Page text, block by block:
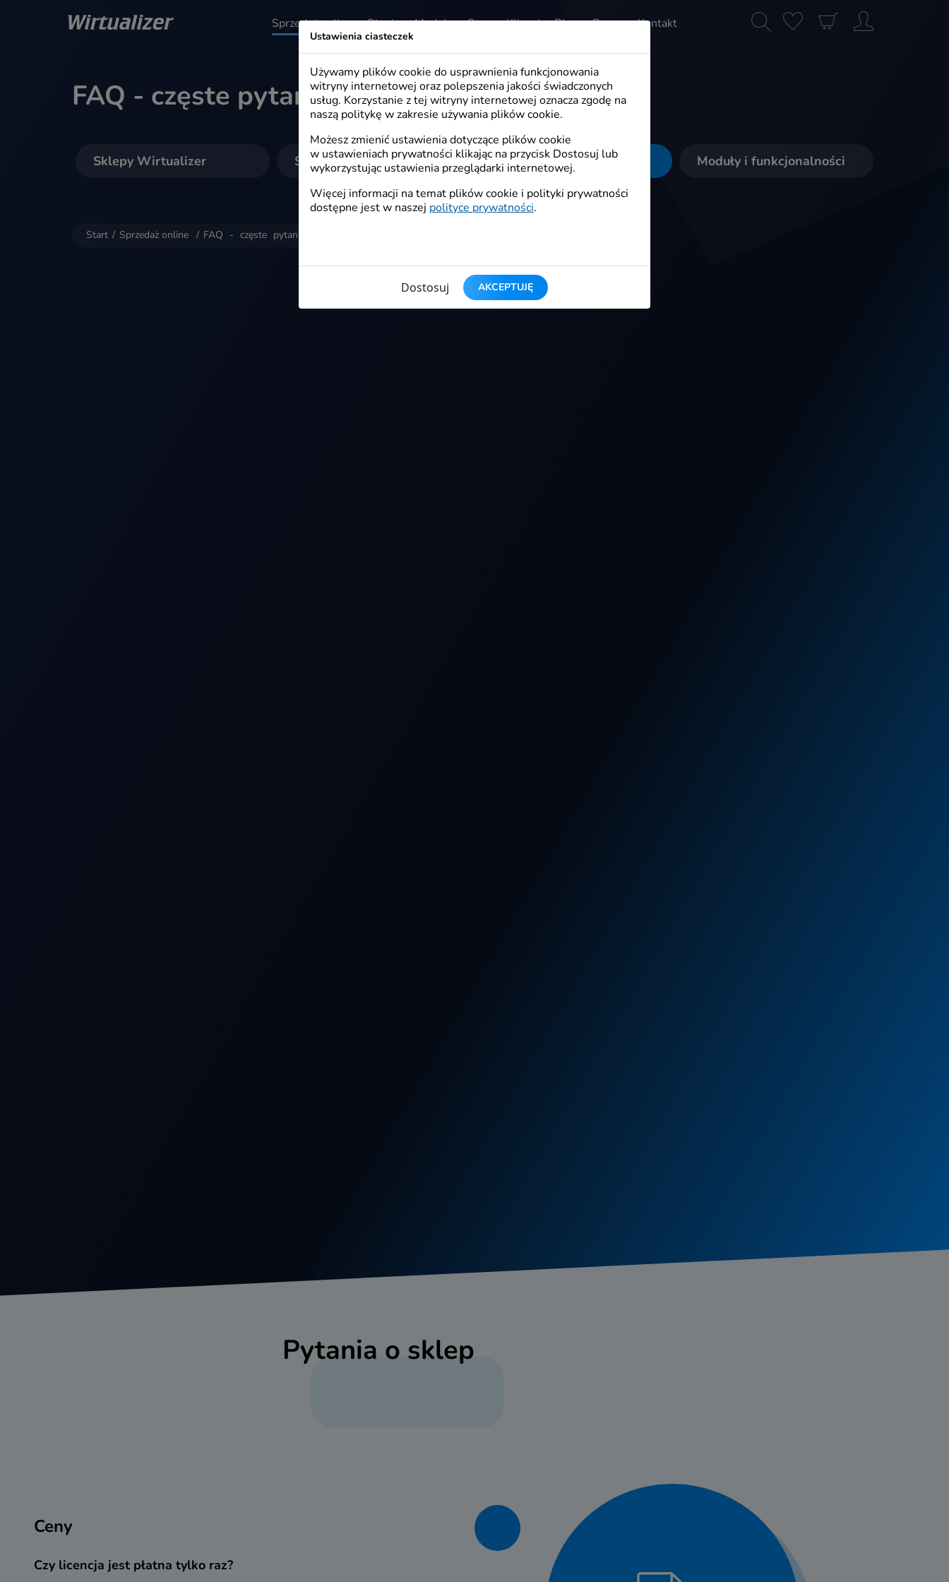
Wirtualizer Sprzedaż online Okazje Moduły Ceny Klienci Blog Demo Kontakt
FAQ - częste pytania
Sklepy Wirtualizer Szablony graficzne FAQ - częste pytania Moduły i funkcjonalności
Start / Sprzedaż online / FAQ - częste pytania
Pytania o sklep
Ceny
Czy licencja jest płatna tylko raz?
Ustawienia ciasteczek
Używamy plików cookie do usprawnienia funkcjonowania
witryny internetowej oraz polepszenia jakości świadczonych
usług. Korzystanie z tej witryny internetowej oznacza zgodę na
naszą politykę w zakresie używania plików cookie.
Możesz zmienić ustawienia dotyczące plików cookie
w ustawieniach prywatności klikając na przycisk Dostosuj lub
wykorzystując ustawienia przeglądarki internetowej.
Więcej informacji na temat plików cookie i polityki prywatności
dostępne jest w naszej polityce prywatności.
Dostosuj AKCEPTUJĘ